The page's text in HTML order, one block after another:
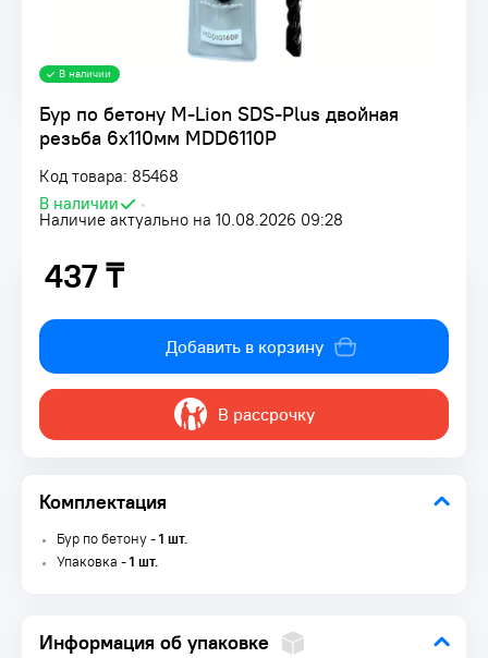
Бур по бетону M-Lion SDS-Plus двойная
резьба 6х110мм MDD6110P
Код товара: 85468
В наличии
•
Наличие актуально на 10.08.2026 09:28
В наличии
437 ₸
437 ₸
Добавить в корзину
В рассрочку
Комплектация
Бур по бетону -1 шт.
Упаковка -1 шт.
Информация об упаковке